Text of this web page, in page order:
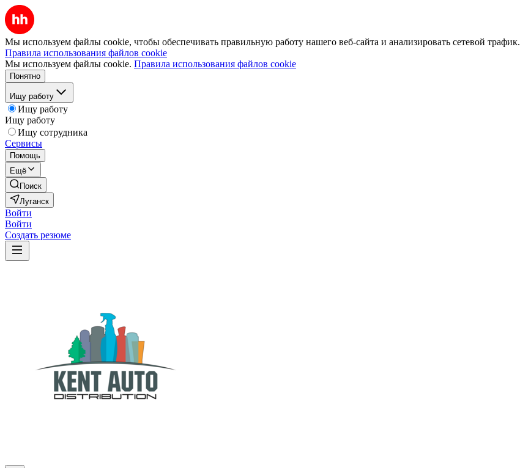
Мы используем файлы cookie, чтобы обеспечивать правильную работу нашего веб-сайта и анализировать сетевой трафик.
Правила использования файлов cookie
Мы используем файлы cookie. Правила использования файлов cookie
Понятно
Ищу работу
Ищу работу
Ищу работу
Ищу сотрудника
Сервисы
Помощь
Ещё
Поиск
Луганск
Войти
Войти
Создать резюме